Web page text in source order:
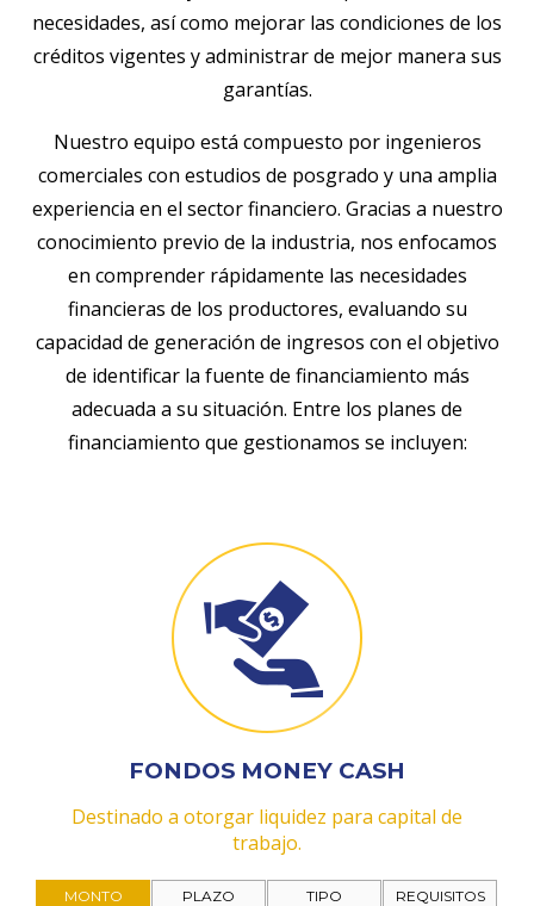
necesidades, así como mejorar las condiciones de los
créditos vigentes y administrar de mejor manera sus
garantías.
Nuestro equipo está compuesto por ingenieros
comerciales con estudios de posgrado y una amplia
experiencia en el sector financiero. Gracias a nuestro
conocimiento previo de la industria, nos enfocamos
en comprender rápidamente las necesidades
financieras de los productores, evaluando su
capacidad de generación de ingresos con el objetivo
de identificar la fuente de financiamiento más
adecuada a su situación. Entre los planes de
financiamiento que gestionamos se incluyen:
FONDOS MONEY CASH
Destinado a otorgar liquidez para capital de
trabajo.
MONTO PLAZO TIPO REQUISITOS